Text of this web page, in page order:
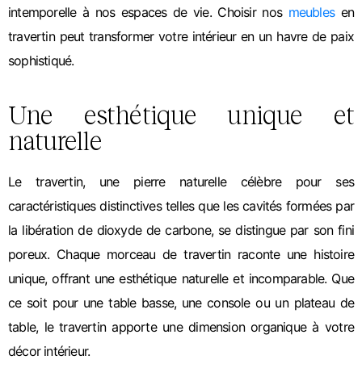
intemporelle à nos espaces de vie. Choisir nos meublesen
travertin peut transformer votre intérieur en un havre de paix
sophistiqué.
Une esthétique unique et
naturelle
Le travertin, une pierre naturelle célèbre pour ses
caractéristiques distinctives telles que les cavités formées par
la libération de dioxyde de carbone, se distingue par son fini
poreux. Chaque morceau de travertin raconte une histoire
unique, offrant une esthétique naturelle et incomparable. Que
ce soit pour une table basse, une console ou un plateau de
table, le travertin apporte une dimension organique à votre
décor intérieur.